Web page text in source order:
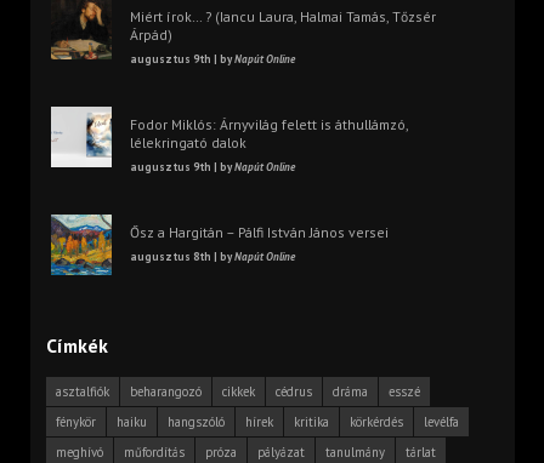
Miért írok… ? (Iancu Laura, Halmai Tamás, Tőzsér
Árpád)
augusztus 9th | byNapút Online
Fodor Miklós: Árnyvilág felett is áthullámzó,
lélekringató dalok
augusztus 9th | byNapút Online
Ősz a Hargitán – Pálfi István János versei
augusztus 8th | byNapút Online
Címkék
asztalfiók beharangozó cikkek cédrus dráma
esszé
fénykör
haiku hangszóló hírek kritika körkérdés
levélfa
meghívó
műfordítás próza pályázat tanulmány
tárlat